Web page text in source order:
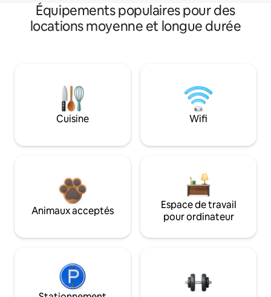
Équipements populaires pour des
locations moyenne et longue durée
Cuisine Wifi
Animaux acceptés
Espace de travail
pour ordinateur